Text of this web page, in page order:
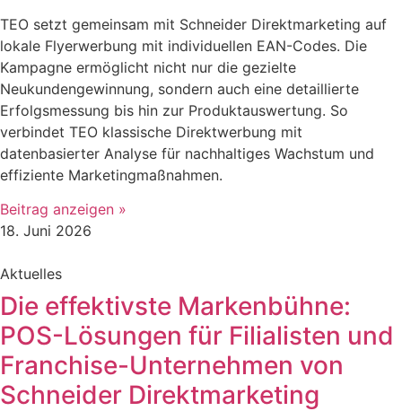
TEO setzt gemeinsam mit Schneider Direktmarketing auf
lokale Flyerwerbung mit individuellen EAN-Codes. Die
Kampagne ermöglicht nicht nur die gezielte
Neukundengewinnung, sondern auch eine detaillierte
Erfolgsmessung bis hin zur Produktauswertung. So
verbindet TEO klassische Direktwerbung mit
datenbasierter Analyse für nachhaltiges Wachstum und
effiziente Marketingmaßnahmen.
Beitrag anzeigen »
18. Juni 2026
Aktuelles
Die effektivste Markenbühne:
POS-Lösungen für Filialisten und
Franchise-Unternehmen von
Schneider Direktmarketing